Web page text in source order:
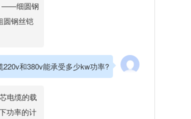
——细圆钢
钢丝铠
220v和380v能承受多少kw功率?
电缆的载
功率的计